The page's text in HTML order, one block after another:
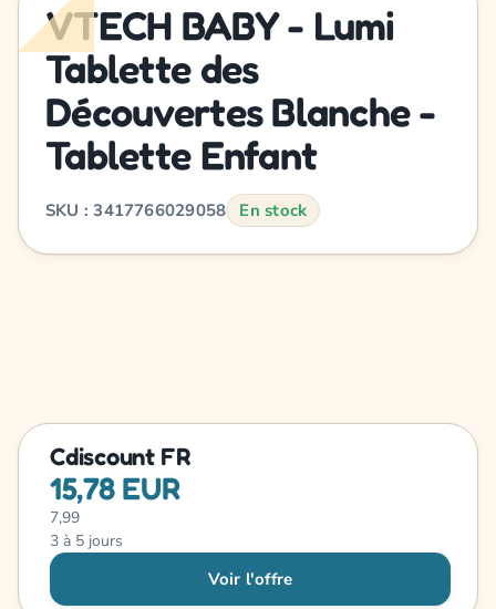
VTECH BABY - Lumi
Tablette des
Découvertes Blanche -
Tablette Enfant
SKU : 3417766029058 En stock
Cdiscount FR
15,78 EUR
7,99
3 à 5 jours
Voir l'offre